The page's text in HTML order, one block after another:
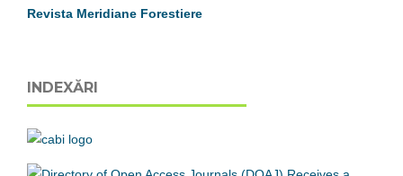
Revista Meridiane Forestiere
INDEXĂRI